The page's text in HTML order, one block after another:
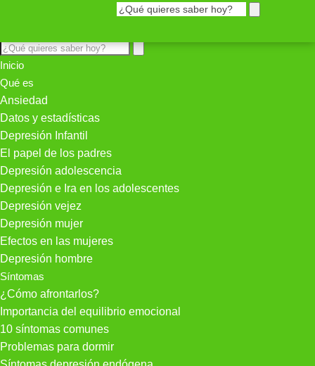
Inicio
Qué es
Ansiedad
Datos y estadísticas
Depresión Infantil
El papel de los padres
Depresión adolescencia
Depresión e Ira en los adolescentes
Depresión vejez
Depresión mujer
Efectos en las mujeres
Depresión hombre
Síntomas
¿Cómo afrontarlos?
Importancia del equilibrio emocional
10 síntomas comunes
Problemas para dormir